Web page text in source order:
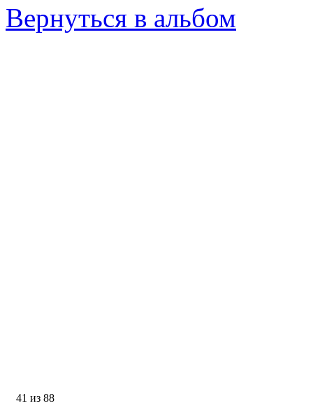
Вернуться в альбом
41 из 88